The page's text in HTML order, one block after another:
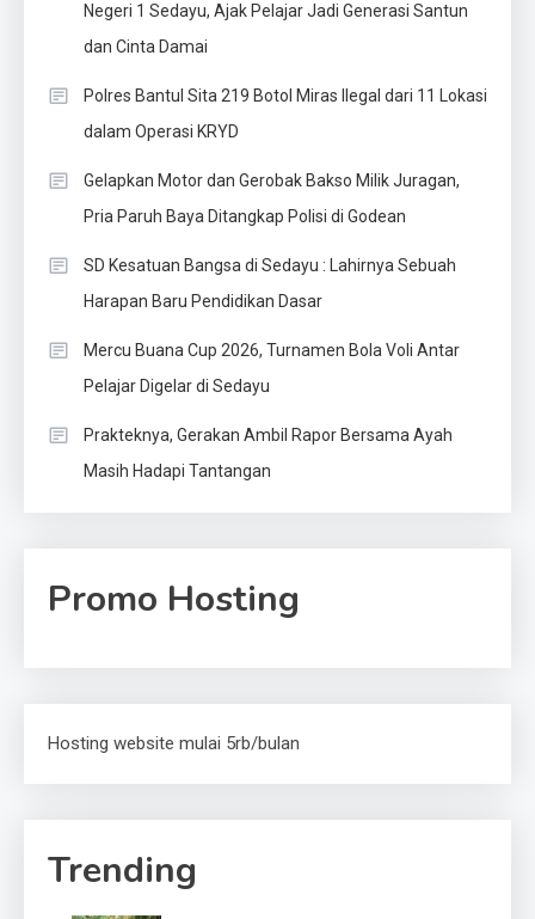
Negeri 1 Sedayu, Ajak Pelajar Jadi Generasi Santun
dan Cinta Damai
Polres Bantul Sita 219 Botol Miras Ilegal dari 11 Lokasi
dalam Operasi KRYD
Gelapkan Motor dan Gerobak Bakso Milik Juragan,
Pria Paruh Baya Ditangkap Polisi di Godean
SD Kesatuan Bangsa di Sedayu : Lahirnya Sebuah
Harapan Baru Pendidikan Dasar
Mercu Buana Cup 2026, Turnamen Bola Voli Antar
Pelajar Digelar di Sedayu
Prakteknya, Gerakan Ambil Rapor Bersama Ayah
Masih Hadapi Tantangan
Promo Hosting
Hosting website mulai 5rb/bulan
Trending